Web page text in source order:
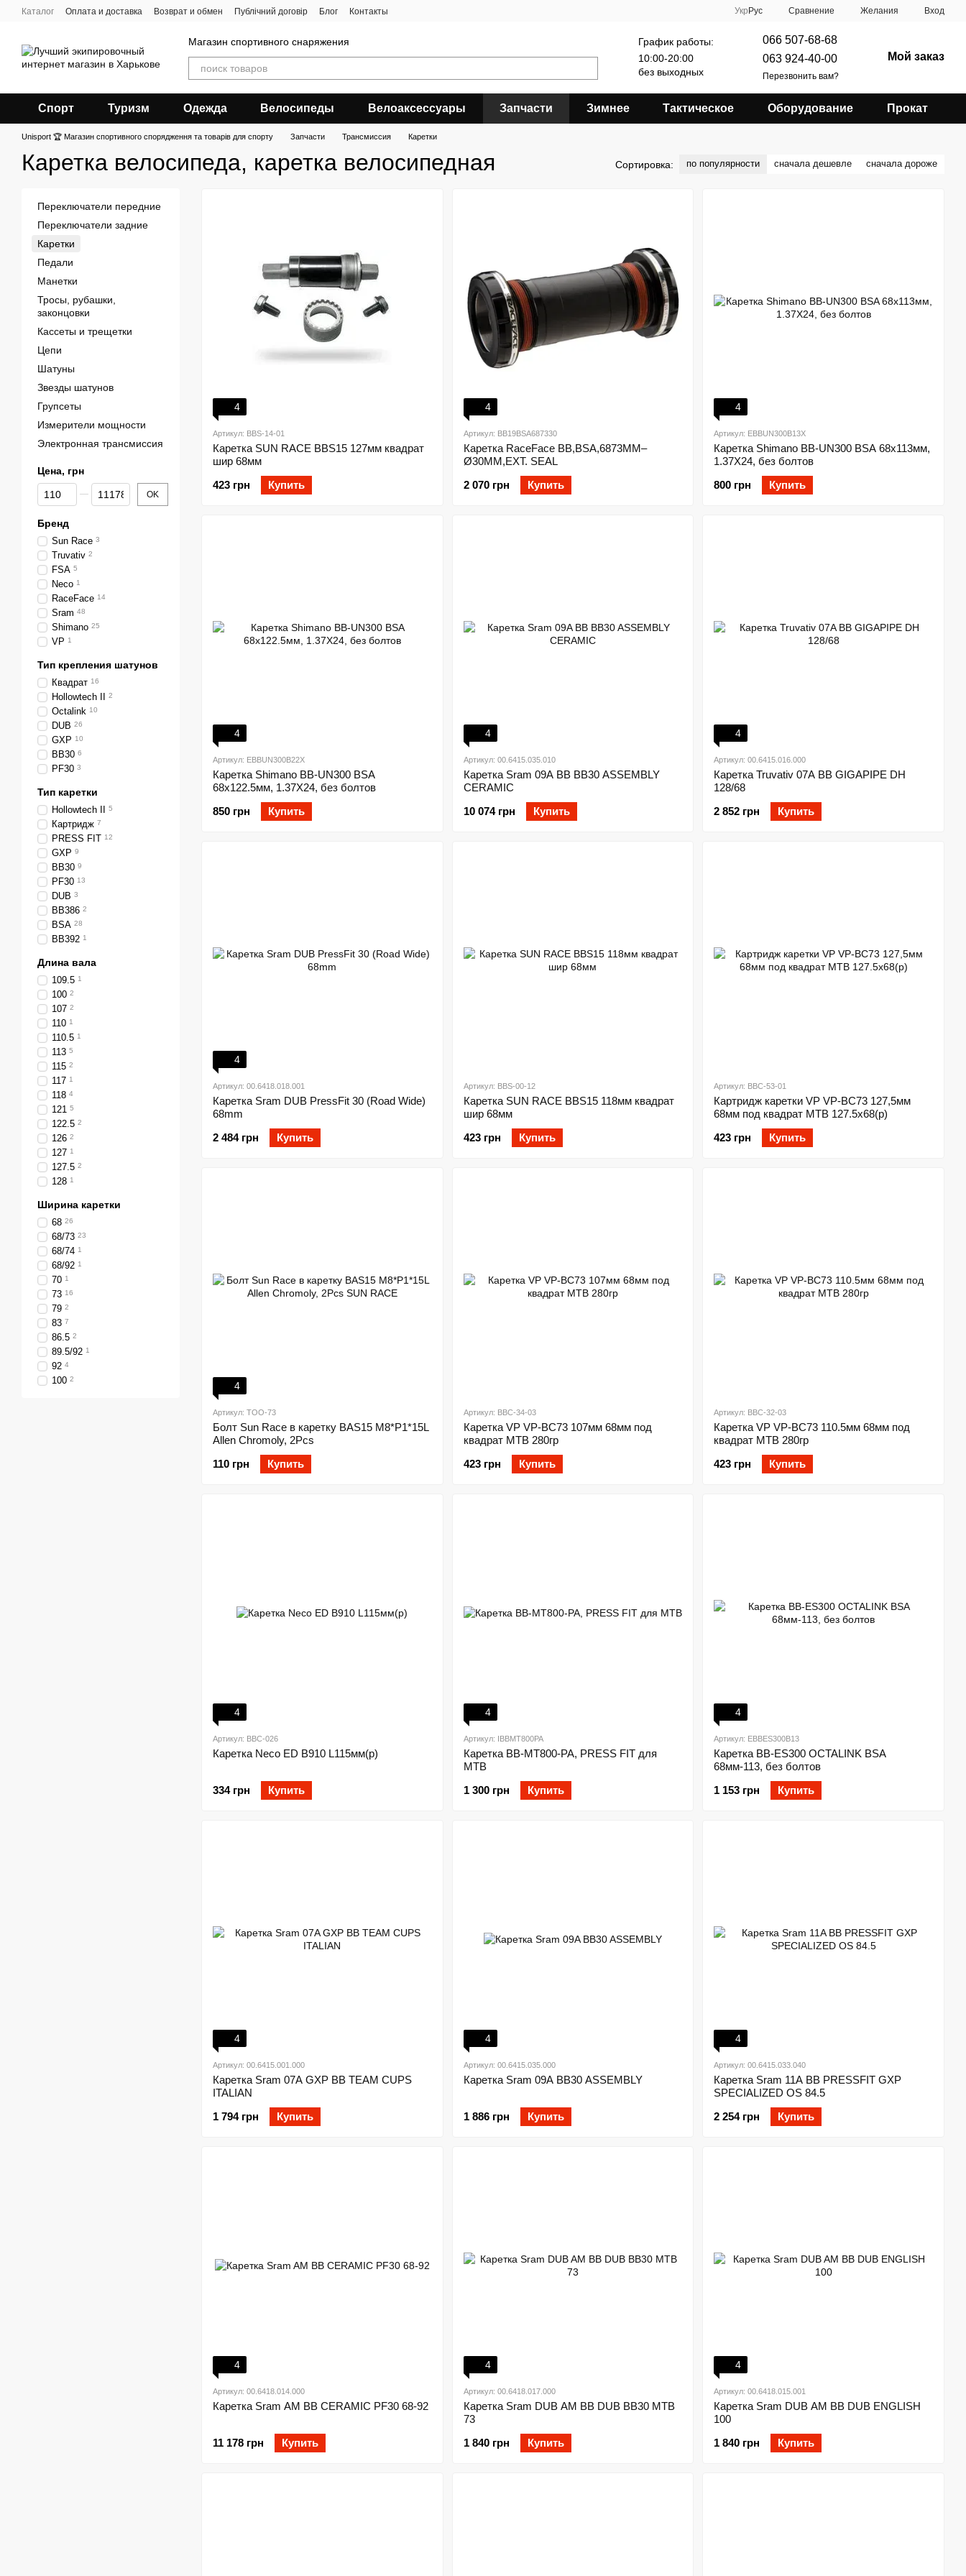
Перейти к основному контенту
Каталог Оплата и доставка Возврат и обмен Публічний договір Блог Контакты Укр Рус Сравнение Желания Вход
Магазин спортивного снаряжения
График работы:
10:00-20:00
без выходных
066 507-68-68
063 924-40-00
Перезвонить вам?
Мой заказ
Спорт Туризм Одежда Велосипеды Велоаксессуары Запчасти Зимнее Тактическое Оборудование Прокат
Unisport 🏆 Магазин спортивного спорядження та товарів для спорту Запчасти Трансмиссия Каретки
Каретка велосипеда, каретка велосипедная Сортировка: по популярности сначала дешевле сначала дороже
4
Артикул: BBS-14-01
Каретка SUN RACE BBS15 127мм квадрат
шир 68мм
423 грн
Купить
4
Артикул: BB19BSA687330
Каретка RaceFace BB,BSA,6873MM–
Ø30MM,EXT. SEAL
2 070 грн
Купить
4
Артикул: EBBUN300B13X
Каретка Shimano BB-UN300 BSA 68x113мм,
1.37Х24, без болтов
800 грн
Купить
4
Артикул: EBBUN300B22X
Каретка Shimano BB-UN300 BSA
68x122.5мм, 1.37Х24, без болтов
850 грн
Купить
4
Артикул: 00.6415.035.010
Каретка Sram 09A BB BB30 ASSEMBLY
CERAMIC
10 074 грн
Купить
4
Артикул: 00.6415.016.000
Каретка Truvativ 07A BB GIGAPIPE DH
128/68
2 852 грн
Купить
4
Артикул: 00.6418.018.001
Каретка Sram DUB PressFit 30 (Road Wide)
68mm
2 484 грн
Купить
Артикул: BBS-00-12
Каретка SUN RACE BBS15 118мм квадрат
шир 68мм
423 грн
Купить
Артикул: BBC-53-01
Картридж каретки VP VP-BC73 127,5мм
68мм под квадрат MTB 127.5х68(р)
423 грн
Купить
4
Артикул: TOO-73
Болт Sun Race в каретку BAS15 M8*P1*15L
Allen Chromoly, 2Pcs
110 грн
Купить
Артикул: BBC-34-03
Каретка VP VP-BC73 107мм 68мм под
квадрат MTB 280гр
423 грн
Купить
Артикул: BBC-32-03
Каретка VP VP-BC73 110.5мм 68мм под
квадрат MTB 280гр
423 грн
Купить
4
Артикул: BBC-026
Каретка Neco ED B910 L115мм(р)
334 грн Купить
4
Артикул: IBBMT800PA
Каретка BB-MT800-PA, PRESS FIT для
MTB
1 300 грн
Купить
4
Артикул: EBBES300B13
Каретка BB-ES300 OCTALINK BSA
68мм-113, без болтов
1 153 грн
Купить
4
Артикул: 00.6415.001.000
Каретка Sram 07A GXP BB TEAM CUPS
ITALIAN
1 794 грн
Купить
4
Артикул: 00.6415.035.000
Каретка Sram 09A BB30 ASSEMBLY
1 886 грн Купить
4
Артикул: 00.6415.033.040
Каретка Sram 11A BB PRESSFIT GXP
SPECIALIZED OS 84.5
2 254 грн
Купить
4
Артикул: 00.6418.014.000
Каретка Sram AM BB CERAMIC PF30 68-92
11 178 грн Купить
4
Артикул: 00.6418.017.000
Каретка Sram DUB AM BB DUB BB30 MTB
73
1 840 грн
Купить
4
Артикул: 00.6418.015.001
Каретка Sram DUB AM BB DUB ENGLISH
100
1 840 грн
Купить
Переключатели передние
Переключатели задние
Каретки
Педали
Манетки
Тросы, рубашки,
законцовки
Кассеты и трещетки
Цепи
Шатуны
Звезды шатунов
Групсеты
Измерители мощности
Электронная трансмиссия
Цена, грн
От Цена, грн
До Цена, грн OK
Бренд
Sun Race 3
Truvativ 2
FSA 5
Neco 1
RaceFace 14
Sram 48
Shimano 25
VP 1
Тип крепления шатунов
Квадрат 16
Hollowtech II 2
Octalink 10
DUB 26
GXP 10
BB30 6
PF30 3
Тип каретки
Hollowtech II 5
Картридж 7
PRESS FIT 12
GXP 9
BB30 9
PF30 13
DUB 3
BB386 2
BSA 28
BB392 1
Длина вала
109.5 1
100 2
107 2
110 1
110.5 1
113 5
115 2
117 1
118 4
121 5
122.5 2
126 2
127 1
127.5 2
128 1
Ширина каретки
68 26
68/73 23
68/74 1
68/92 1
70 1
73 16
79 2
83 7
86.5 2
89.5/92 1
92 4
100 2